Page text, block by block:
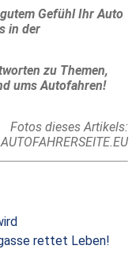
Gefühl Ihr Auto
in der
zu Themen,
ums Autofahren!
Fotos dieses Artikels:
rettet Leben!